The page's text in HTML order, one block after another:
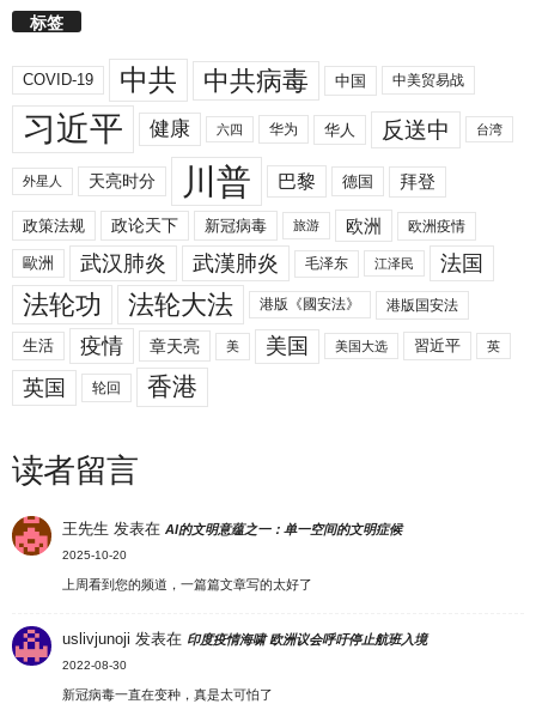
标签
COVID-19 中共 中共病毒 中国 中美贸易战
习近平 健康 六四 华为 华人 反送中 台湾
外星人 天亮时分 川普 巴黎 德国 拜登
政策法规 政论天下 新冠病毒 旅游 欧洲 欧洲疫情
歐洲 武汉肺炎 武漢肺炎 毛泽东 江泽民 法国
法轮功 法轮大法 港版《國安法》 港版国安法
生活 疫情 章天亮 美 美国 美国大选 習近平 英
英国 轮回 香港
读者留言
王先生 发表在AI的文明意蕴之一：单一空间的文明症候
2025-10-20
上周看到您的频道，一篇篇文章写的太好了
uslivjunoji 发表在 印度疫情海啸 欧洲议会呼吁停止航班入境
2022-08-30
新冠病毒一直在变种，真是太可怕了